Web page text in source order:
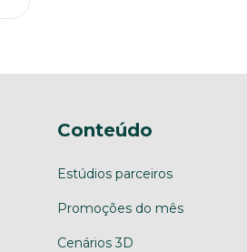
Conteúdo
Estúdios parceiros
Promoções do mês
Cenários 3D